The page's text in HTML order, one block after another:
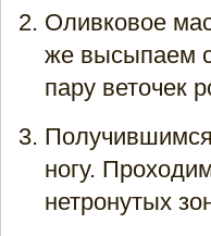
Оливковое
же высыпаем
пару веточек
ногу.
нетронутых